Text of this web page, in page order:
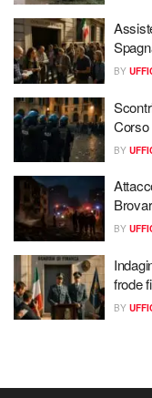
BY
Corso
BY
BY
frode
BY